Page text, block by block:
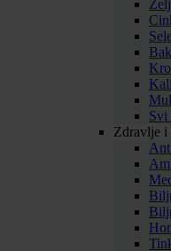
Svi
Zdravlje i